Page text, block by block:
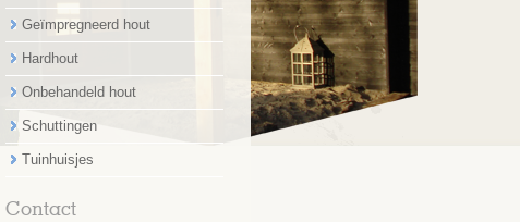
Geïmpregneerd hout
Hardhout
Onbehandeld hout
Schuttingen
Tuinhuisjes
Contact